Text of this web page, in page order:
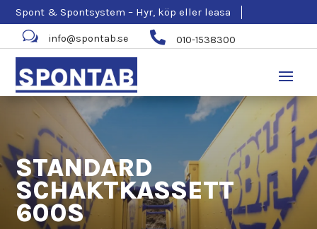
Spont & Spontsystem – Hyr, köp eller leasa
w info@spontab.se  010-1538300
STANDARD
SCHAKTKASSETT
600S